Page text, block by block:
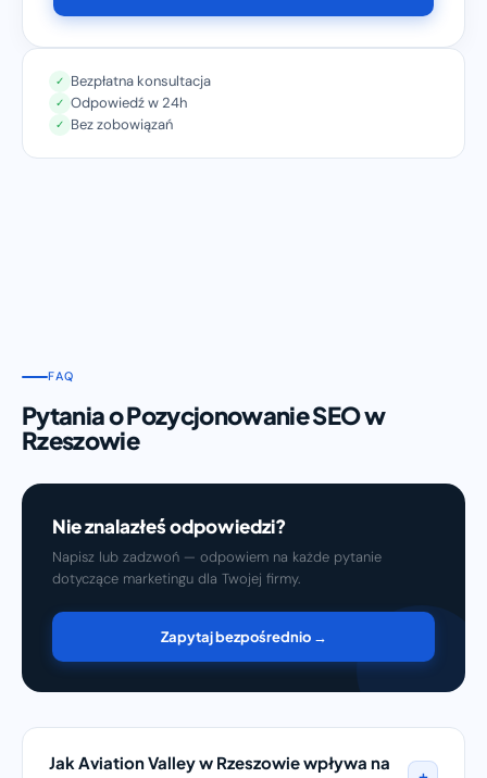
✓ Bezpłatna konsultacja
✓ Odpowiedź w 24h
✓ Bez zobowiązań
FAQ
Pytania o Pozycjonowanie SEO w
Rzeszowie
Nie znalazłeś odpowiedzi?
Napisz lub zadzwoń — odpowiem na każde pytanie
dotyczące marketingu dla Twojej firmy.
Zapytaj bezpośrednio →
Jak Aviation Valley w Rzeszowie wpływa na